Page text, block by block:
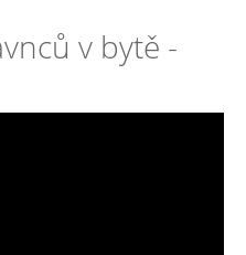
v bytě -